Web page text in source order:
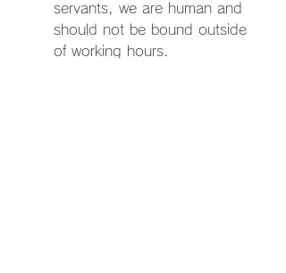
servants, we are human and
should not be bound outside
of working hours.